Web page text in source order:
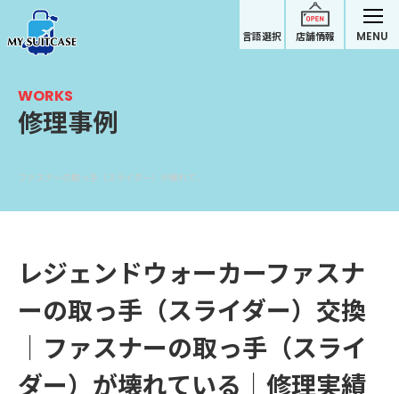
店舗情報
言語選択 MENU
WORKS
修理事例
レジェンドウォーカーファスナ
ーの取っ手（スライダー）交換
｜ファスナーの取っ手（スライ
ダー）が壊れている｜修理実績